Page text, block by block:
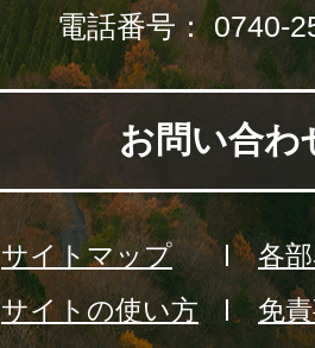
電話番号： 0740-
お問い合わ
サイトマップ
各
サイトの使い方
免